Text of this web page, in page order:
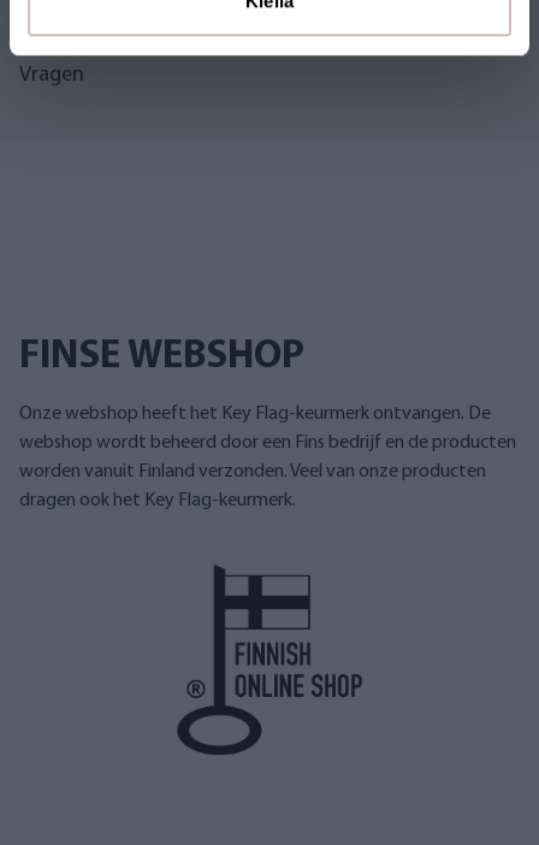
Vragen
FINSE WEBSHOP
Onze webshop heeft het Key Flag-keurmerk ontvangen. De
webshop wordt beheerd door een Fins bedrijf en de producten
worden vanuit Finland verzonden. Veel van onze producten
dragen ook het Key Flag-keurmerk.